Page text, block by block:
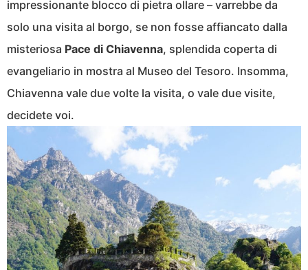
impressionante blocco di pietra ollare – varrebbe da
solo una visita al borgo, se non fosse affiancato dalla
misteriosa Pace di Chiavenna, splendida coperta di
evangeliario in mostra al Museo del Tesoro. Insomma,
Chiavenna vale due volte la visita, o vale due visite,
decidete voi.